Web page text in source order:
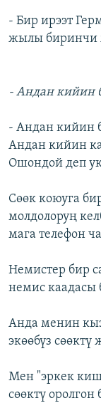
- Бир ирээт
жылы биринчи
- Андан кийин
- Андан кийин
Андан кийин
Ошондой деп
Сөөк коюуга
молдолоруң
мага телефон
Немистер бир
немис каадасы
Анда менин
экөөбүз сөөктү
Мен "эркек
сөөктү